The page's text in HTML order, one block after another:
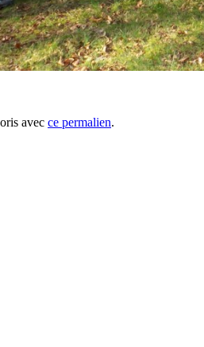
avec ce permalien.